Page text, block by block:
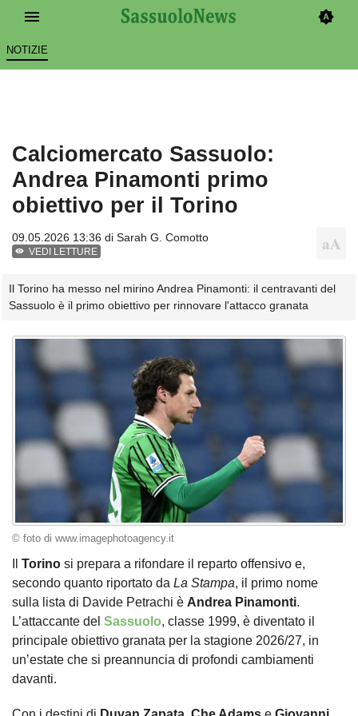
NOTIZIE
Calciomercato Sassuolo:
Andrea Pinamonti primo
obiettivo per il Torino
09.05.2026 13:36 di Sarah G. Comotto
VEDI LETTURE
Il Torino ha messo nel mirino Andrea Pinamonti: il centravanti del
Sassuolo è il primo obiettivo per rinnovare l'attacco granata
© foto di www.imagephotoagency.it
Torino si prepara a rifondare il reparto offensivo e,
secondo quanto riportato da La Stampa, il primo nome
sulla lista di Davide Petrachi è Andrea Pinamonti.
L’attaccante del Sassuolo, classe 1999, è diventato il
principale obiettivo granata per la stagione 2026/27, in
un’estate che si preannuncia di profondi cambiamenti
davanti.